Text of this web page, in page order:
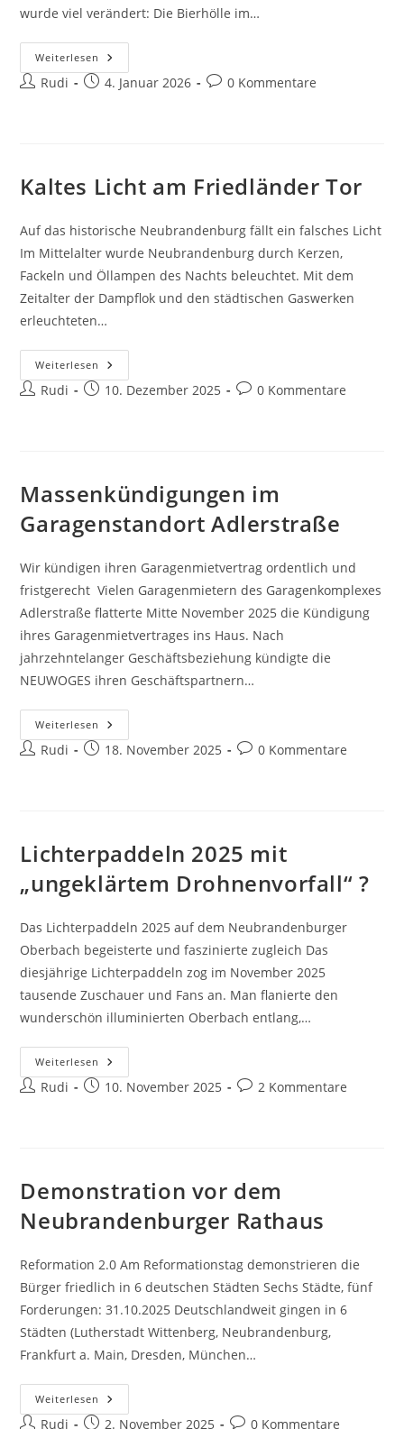
wurde viel verändert: Die Bierhölle im…
Weiterlesen Das
58.
Fußball-
Knabenturnier
Beitrags-
Rudi
Beitrag4. Januar 2026
Beitrags-
0 Kommentare
Kaltes Licht am Friedländer Tor
Auf das historische Neubrandenburg fällt ein falsches Licht
Im Mittelalter wurde Neubrandenburg durch Kerzen,
Fackeln und Öllampen des Nachts beleuchtet. Mit dem
Zeitalter der Dampflok und den städtischen Gaswerken
erleuchteten…
Weiterlesen Kaltes
Licht
Am
Beitrags-
Rudi
Beitrag10. Dezember 2025
Beitrags-
0 Kommentare
Massenkündigungen im
Garagenstandort Adlerstraße
Wir kündigen ihren Garagenmietvertrag ordentlich und
fristgerecht Vielen Garagenmietern des Garagenkomplexes
Adlerstraße flatterte Mitte November 2025 die Kündigung
ihres Garagenmietvertrages ins Haus. Nach
jahrzehntelanger Geschäftsbeziehung kündigte die
NEUWOGES ihren Geschäftspartnern…
Weiterlesen Massenkündigungen
Im
Garagenstandort
Beitrags-
Rudi
Beitrag18. November 2025
Beitrags-
0 Kommentare
Lichterpaddeln 2025 mit
„ungeklärtem Drohnenvorfall“ ?
Das Lichterpaddeln 2025 auf dem Neubrandenburger
Oberbach begeisterte und faszinierte zugleich Das
diesjährige Lichterpaddeln zog im November 2025
tausende Zuschauer und Fans an. Man flanierte den
wunderschön illuminierten Oberbach entlang,…
Weiterlesen Lichterpaddeln
2025
Mit
Beitrags-
Rudi
Beitrag10. November 2025
Beitrags-
2 Kommentare
Demonstration vor dem
Neubrandenburger Rathaus
Reformation 2.0 Am Reformationstag demonstrieren die
Bürger friedlich in 6 deutschen Städten Sechs Städte, fünf
Forderungen: 31.10.2025 Deutschlandweit gingen in 6
Städten (Lutherstadt Wittenberg, Neubrandenburg,
Frankfurt a. Main, Dresden, München…
Weiterlesen Demonstration
Vor
Dem
Beitrags-
Rudi Beitrag2. November 2025 Beitrags-
0 Kommentare